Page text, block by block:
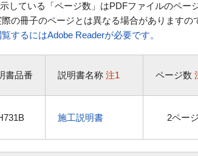
している「ページ数」はPDFファイルのペー
の冊子のページとは異なる場合がありますの
覧するにはAdobe Readerが必要です。
書品番 説明書名称 注1 ページ数
施工説明書 2ページ